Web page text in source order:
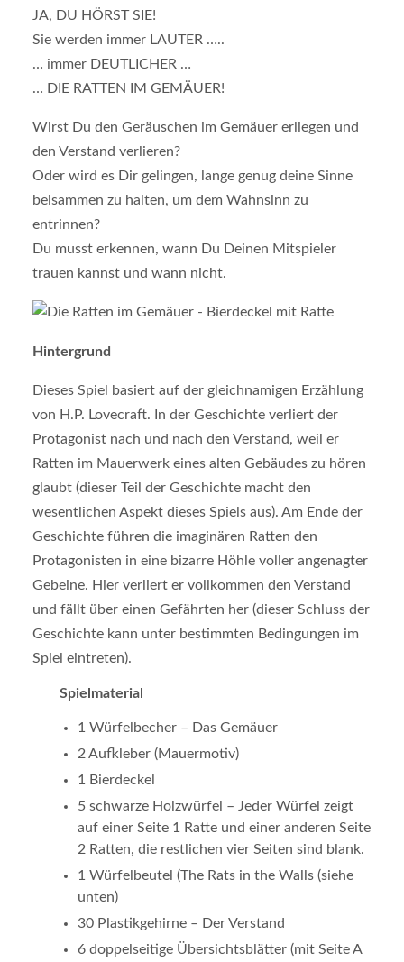
JA, DU HÖRST SIE!
Sie werden immer LAUTER …..
… immer DEUTLICHER …
… DIE RATTEN IM GEMÄUER!
Wirst Du den Geräuschen im Gemäuer erliegen und
den Verstand verlieren?
Oder wird es Dir gelingen, lange genug deine Sinne
beisammen zu halten, um dem Wahnsinn zu
entrinnen?
Du musst erkennen, wann Du Deinen Mitspieler
trauen kannst und wann nicht.
Hintergrund
Dieses Spiel basiert auf der gleichnamigen Erzählung
von H.P. Lovecraft. In der Geschichte verliert der
Protagonist nach und nach den Verstand, weil er
Ratten im Mauerwerk eines alten Gebäudes zu hören
glaubt (dieser Teil der Geschichte macht den
wesentlichen Aspekt dieses Spiels aus). Am Ende der
Geschichte führen die imaginären Ratten den
Protagonisten in eine bizarre Höhle voller angenagter
Gebeine. Hier verliert er vollkommen den Verstand
und fällt über einen Gefährten her (dieser Schluss der
Geschichte kann unter bestimmten Bedingungen im
Spiel eintreten).
Spielmaterial
1 Würfelbecher – Das Gemäuer
2 Aufkleber (Mauermotiv)
1 Bierdeckel
5 schwarze Holzwürfel – Jeder Würfel zeigt
auf einer Seite 1 Ratte und einer anderen Seite
2 Ratten, die restlichen vier Seiten sind blank.
1 Würfelbeutel (The Rats in the Walls (siehe
unten)
30 Plastikgehirne – Der Verstand
6 doppelseitige Übersichtsblätter (mit Seite A